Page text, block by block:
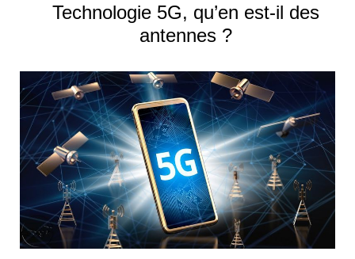
Technologie 5G, qu’en est-il des
antennes ?